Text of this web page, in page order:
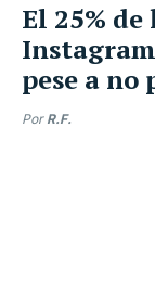
El 25%
pese a no
Por R.F.